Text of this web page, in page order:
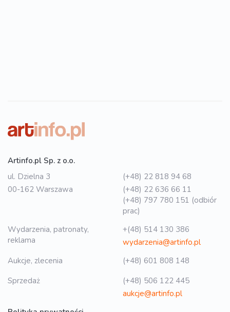
Artinfo.pl Sp. z o.o.
ul. Dzielna 3
00-162 Warszawa
(+48) 22 818 94 68
(+48) 22 636 66 11
(+48) 797 780 151 (odbiór
prac)
Wydarzenia, patronaty,
reklama
+(48) 514 130 386
wydarzenia@artinfo.pl
Aukcje, zlecenia
(+48) 601 808 148
Sprzedaż
(+48) 506 122 445
aukcje@artinfo.pl